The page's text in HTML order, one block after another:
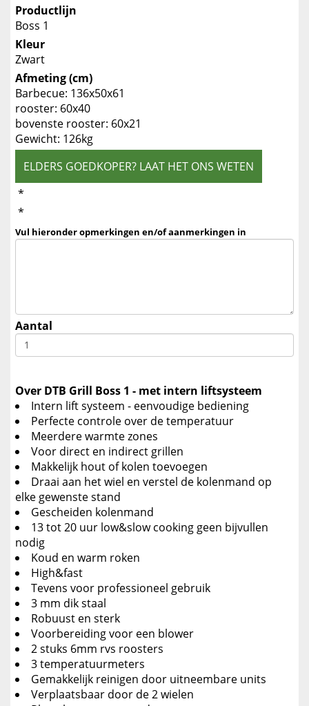
Productlijn
Boss 1
Kleur
Zwart
Afmeting (cm)
Barbecue: 136x50x61
rooster: 60x40
bovenste rooster: 60x21
Gewicht: 126kg
ELDERS GOEDKOPER? LAAT HET ONS WETEN
*
*
Vul hieronder opmerkingen en/of aanmerkingen in
Aantal
Over DTB Grill Boss 1 - met intern liftsysteem
Intern lift systeem - eenvoudige bediening
Perfecte controle over de temperatuur
Meerdere warmte zones
Voor direct en indirect grillen
Makkelijk hout of kolen toevoegen
Draai aan het wiel en verstel de kolenmand op
elke gewenste stand
Gescheiden kolenmand
13 tot 20 uur low&slow cooking geen bijvullen
nodig
Koud en warm roken
High&fast
Tevens voor professioneel gebruik
3 mm dik staal
Robuust en sterk
Voorbereiding voor een blower
2 stuks 6mm rvs roosters
3 temperatuurmeters
Gemakkelijk reinigen door uitneembare units
Verplaatsbaar door de 2 wielen